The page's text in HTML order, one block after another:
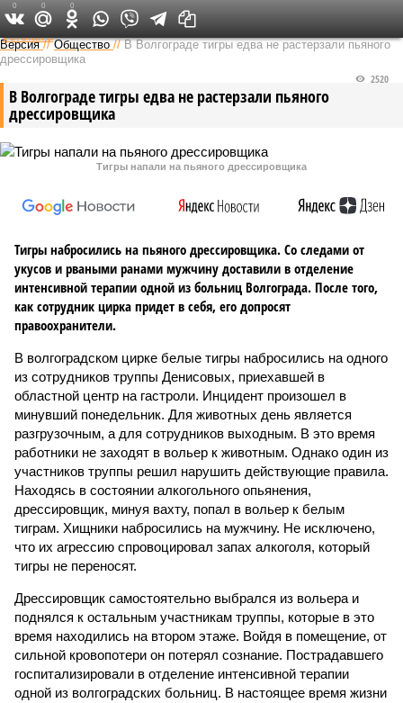
Федеральный выпуск
Версия //Общество //В Волгограде тигры едва не растерзали пьяного
дрессировщика
В Волгограде тигры едва не растерзали пьяного
дрессировщика
2520
Тигры напали на пьяного дрессировщика
Тигры набросились на пьяного дрессировщика. Со следами от
укусов и рваными ранами мужчину доставили в отделение
интенсивной терапии одной из больниц Волгограда. После того,
как сотрудник цирка придет в себя, его допросят
правоохранители.
В волгоградском цирке белые тигры набросились на одного
из сотрудников труппы Денисовых, приехавшей в
областной центр на гастроли. Инцидент произошел в
минувший понедельник. Для животных день является
разгрузочным, а для сотрудников выходным. В это время
работники не заходят в вольер к животным. Однако один из
участников труппы решил нарушить действующие правила.
Находясь в состоянии алкогольного опьянения,
дрессировщик, минуя вахту, попал в вольер к белым
тиграм. Хищники набросились на мужчину. Не исключено,
что их агрессию спровоцировал запах алкоголя, который
тигры не переносят.
Дрессировщик самостоятельно выбрался из вольера и
поднялся к остальным участникам труппы, которые в это
время находились на втором этаже. Войдя в помещение, от
сильной кровопотери он потерял сознание. Пострадавшего
госпитализировали в отделение интенсивной терапии
одной из волгоградских больниц. В настоящее время жизни
0 0 0